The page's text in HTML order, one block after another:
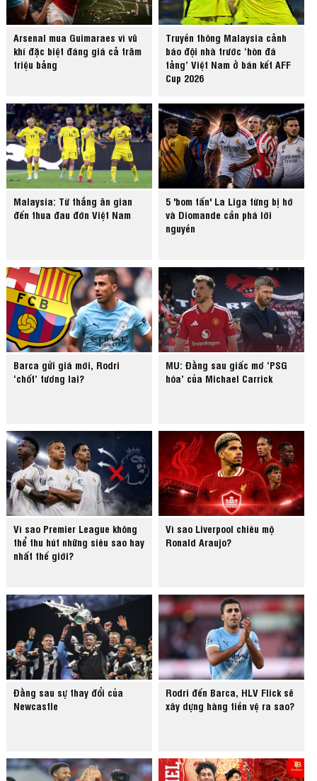
Arsenal mua Guimaraes vì vũ
khí đặc biệt đáng giá cả trăm
triệu bảng
Truyền thông Malaysia cảnh
báo đội nhà trước ‘hòn đá
tảng’ Việt Nam ở bán kết AFF
Cup 2026
Malaysia: Từ thắng ăn gian
đến thua đau đớn Việt Nam
5 'bom tấn' La Liga từng bị hớ
và Diomande cần phá lời
nguyền
Barca gửi giá mới, Rodri
‘chốt’ tương lai?
MU: Đằng sau giấc mơ ‘PSG
hóa’ của Michael Carrick
Vì sao Premier League không
thể thu hút những siêu sao hay
nhất thế giới?
Vì sao Liverpool chiêu mộ
Ronald Araujo?
Đằng sau sự thay đổi của
Newcastle
Rodri đến Barca, HLV Flick sẽ
xây dựng hàng tiền vệ ra sao?